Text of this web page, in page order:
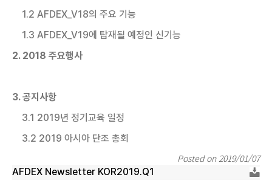
1.2 AFDEX_V18의 주요 기능
1.3 AFDEX_V19에 탑재될 예정인 신기능
2. 2018 주요행사
3. 공지사항
3.1 2019년 정기교육 일정
3.2 2019 아시아 단조 총회
Posted on 2019/01/07
AFDEX Newsletter KOR2019.Q1